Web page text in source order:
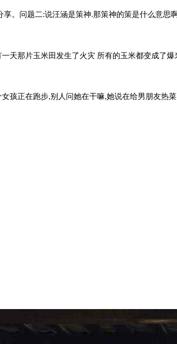
。问题二:说汪涵是策神.那策神的策是什么意
天那片玉米田发生了火灾 所有的玉米都变成
孩正在跑步,别人问她在干嘛,她说在给男朋友热菜